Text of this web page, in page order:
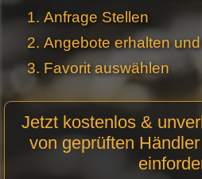
Anfrage Stellen
Angebote erhalten
Favorit auswählen
Anfrage
Stellen -
Jetzt kostenlos &
von geprüften